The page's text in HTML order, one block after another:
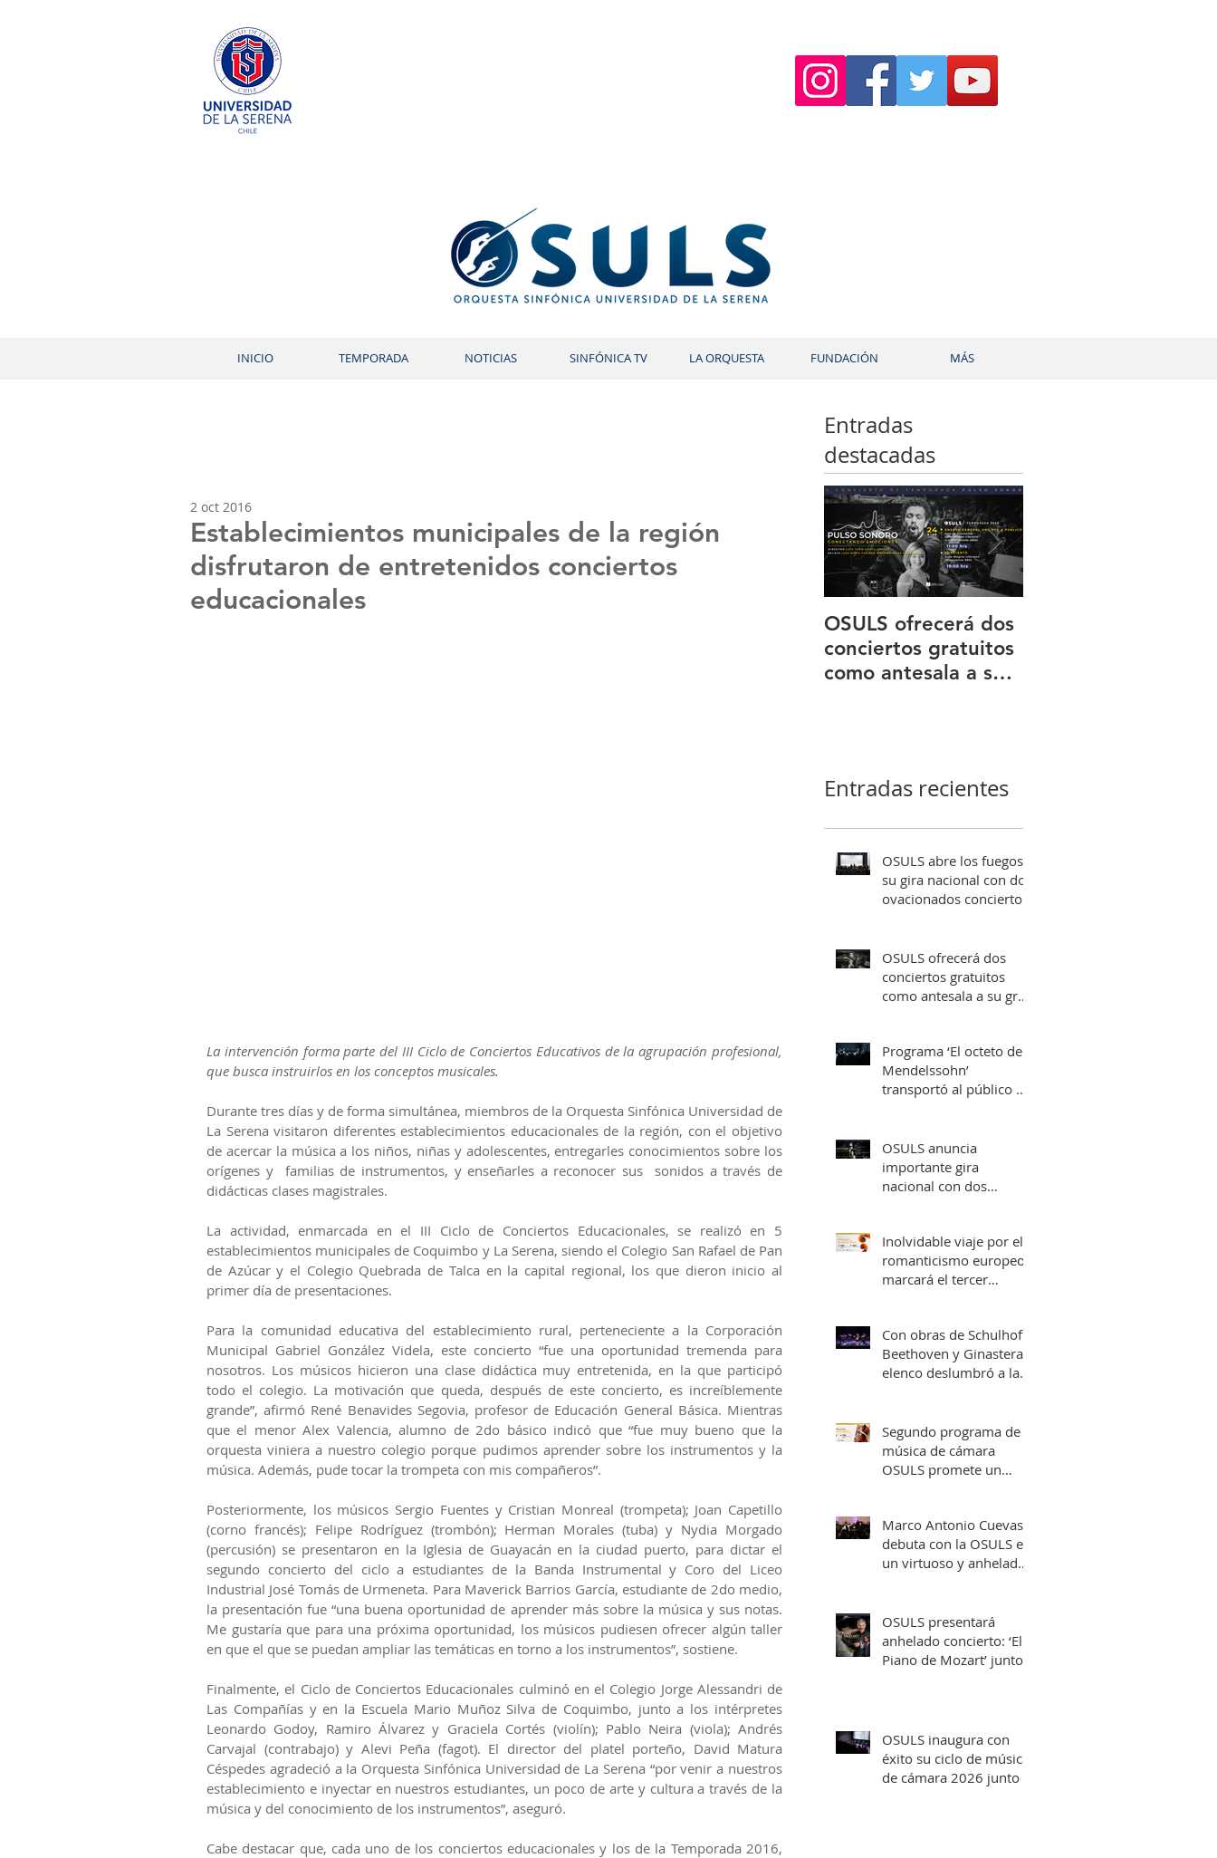
INICIO TEMPORADA NOTICIAS SINFÓNICA TV LA ORQUESTA FUNDACIÓN MÁS
Entradas
destacadas
Establecimientos municipales de la región
disfrutaron de entretenidos conciertos
educacionales
2 oct 2016
La intervención forma parte del III Ciclo de Conciertos Educativos de la agrupación profesional,
que busca instruirlos en los conceptos musicales.
Durante tres días y de forma simultánea, miembros de la Orquesta Sinfónica Universidad de
La Serena visitaron diferentes establecimientos educacionales de la región, con el objetivo
de acercar la música a los niños, niñas y adolescentes, entregarles conocimientos sobre los
orígenes y  familias de instrumentos, y enseñarles a reconocer sus  sonidos a través de
didácticas clases magistrales.
La actividad, enmarcada en el III Ciclo de Conciertos Educacionales, se realizó en 5
establecimientos municipales de Coquimbo y La Serena, siendo el Colegio San Rafael de Pan
de Azúcar y el Colegio Quebrada de Talca en la capital regional, los que dieron inicio al
primer día de presentaciones.
Para la comunidad educativa del establecimiento rural, perteneciente a la Corporación
Municipal Gabriel González Videla, este concierto “fue una oportunidad tremenda para
nosotros. Los músicos hicieron una clase didáctica muy entretenida, en la que participó
todo el colegio. La motivación que queda, después de este concierto, es increíblemente
grande”, afirmó René Benavides Segovia, profesor de Educación General Básica. Mientras
que el menor Alex Valencia, alumno de 2do básico indicó que “fue muy bueno que la
orquesta viniera a nuestro colegio porque pudimos aprender sobre los instrumentos y la
música. Además, pude tocar la trompeta con mis compañeros”.
Posteriormente, los músicos Sergio Fuentes y Cristian Monreal (trompeta); Joan Capetillo
(corno francés); Felipe Rodríguez (trombón); Herman Morales (tuba) y Nydia Morgado
(percusión) se presentaron en la Iglesia de Guayacán en la ciudad puerto, para dictar el
segundo concierto del ciclo a estudiantes de la Banda Instrumental y Coro del Liceo
Industrial José Tomás de Urmeneta. Para Maverick Barrios García, estudiante de 2do medio,
la presentación fue “una buena oportunidad de aprender más sobre la música y sus notas.
Me gustaría que para una próxima oportunidad, los músicos pudiesen ofrecer algún taller
en que el que se puedan ampliar las temáticas en torno a los instrumentos”, sostiene.
Finalmente, el Ciclo de Conciertos Educacionales culminó en el Colegio Jorge Alessandri de
Las Compañías y en la Escuela Mario Muñoz Silva de Coquimbo, junto a los intérpretes
Leonardo Godoy, Ramiro Álvarez y Graciela Cortés (violín); Pablo Neira (viola); Andrés
Carvajal (contrabajo) y Alevi Peña (fagot). El director del platel porteño, David Matura
Céspedes agradeció a la Orquesta Sinfónica Universidad de La Serena “por venir a nuestros
establecimiento e inyectar en nuestros estudiantes, un poco de arte y cultura a través de la
música y del conocimiento de los instrumentos”, aseguró.
Cabe destacar que, cada uno de los conciertos educacionales y los de la Temporada 2016,
OSULS ofrecerá dos
conciertos gratuitos
como antesala a su
Entradas recientes
OSULS abre los fuegos a
su gira nacional con dos
ovacionados conciertos
OSULS ofrecerá dos
conciertos gratuitos
como antesala a su gran
Programa ‘El octeto de
Mendelssohn’
transportó al público de
OSULS anuncia
importante gira
nacional con dos
Inolvidable viaje por el
romanticismo europeo
marcará el tercer
Con obras de Schulhoff,
Beethoven y Ginastera,
elenco deslumbró a la
‘Entrelazados: Diálogos
de arcos & vientos’
Segundo programa de
música de cámara
OSULS promete un
Marco Antonio Cuevas
debuta con la OSULS en
un virtuoso y anhelado
OSULS presentará
anhelado concierto: ‘El
Piano de Mozart’ junto
OSULS inaugura con
éxito su ciclo de música
de cámara 2026 junto a